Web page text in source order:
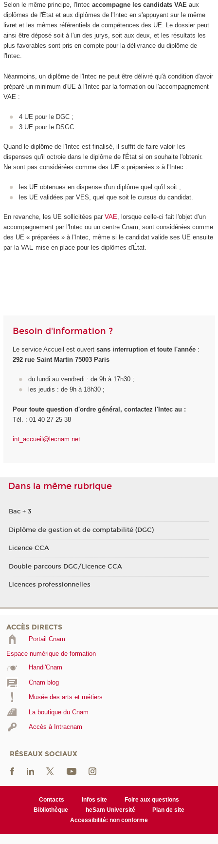
Selon le même principe, l'Intec accompagne les candidats VAEaux
diplômes de l'État et aux diplômes de l'Intec en s'appuyant sur le même
livret et les mêmes référentiels de compétences des UE. Le dossier peut
ainsi être déposé soit à l'un des jurys, soit aux deux, et les résultats les
plus favorables sont pris en compte pour la délivrance du diplôme de
l'Intec.
Néanmoins, un diplôme de l'Intec ne peut être délivré qu'à condition d'avoir
préparé un minimum d'UE à l'Intec par la formation ou l'accompagnement
VAE :
4 UE pour le DGC ;
3 UE pour le DSGC.
Quand le diplôme de l'Intec est finalisé, il suffit de faire valoir les
dispenses qu'il octroie dans le diplôme de l'État si on souhaite l'obtenir.
Ne sont pas considérées comme des UE « préparées » à l'Intec :
les UE obtenues en dispense d'un diplôme quel qu'il soit ;
les UE validées par VES, quel que soit le cursus du candidat.
En revanche, les UE sollicitées par VAE, lorsque celle-ci fait l'objet d’un
accompagnement par l'Intec ou un centre Cnam, sont considérées comme
des UE « préparées » à l'Intec, même si le candidat valide ses UE ensuite
par la VAE mise en place pour les diplômes d'État.
Besoin d'information ?
Le service Accueil est ouvert sans interruption et toute l'année:
292 rue Saint Martin 75003 Paris
du lundi au vendredi : de 9h à 17h30 ;
les jeudis : de 9h à 18h30 ;
Pour toute question d'ordre général, contactez l'Intec au :
Tél. : 01 40 27 25 38
int_accueil@lecnam.net
Dans la même rubrique
Bac + 3
Diplôme de gestion et de comptabilité (DGC)
Licence CCA
Double parcours DGC/Licence CCA
Licences professionnelles
ACCÈS DIRECTS
Portail Cnam
Espace numérique de formation
Handi'Cnam
Cnam blog
Musée des arts et métiers
La boutique du Cnam
Accès à Intracnam
RÉSEAUX SOCIAUX
Contacts Infos site
Foire aux questions
Bibliothèque
heSam Université
Plan de site
Accessibilité: non conforme